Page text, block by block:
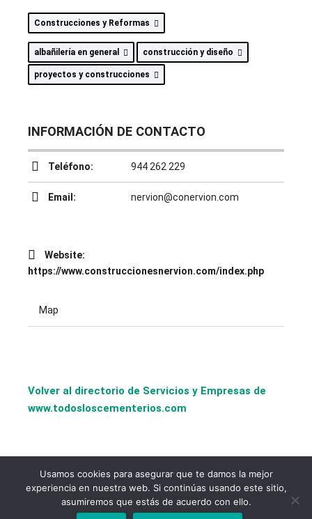
Construcciones y Reformas
albañilería en general construcción y diseño
proyectos y construcciones
INFORMACIÓN DE CONTACTO
Teléfono: 944 262 229
Email: nervion@conervion.com
Website:
https://www.construccionesnervion.com/index.php
Map
Volver al directorio de Servicios y Empresas de
www.todosloscementerios.com
copyright © todosloscementerios.com
Usamos cookies para asegurar que te damos la mejor
experiencia en nuestra web. Si continúas usando este sitio,
asumiremos que estás de acuerdo con ello.